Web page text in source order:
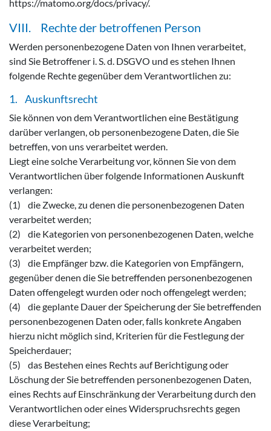
https://matomo.org/docs/privacy/.
VIII. Rechte der betroffenen Person
Werden personenbezogene Daten von Ihnen verarbeitet,
sind Sie Betroffener i. S. d. DSGVO und es stehen Ihnen
folgende Rechte gegenüber dem Verantwortlichen zu:
1. Auskunftsrecht
Sie können von dem Verantwortlichen eine Bestätigung
darüber verlangen, ob personenbezogene Daten, die Sie
betreffen, von uns verarbeitet werden.
Liegt eine solche Verarbeitung vor, können Sie von dem
Verantwortlichen über folgende Informationen Auskunft
verlangen:
(1) die Zwecke, zu denen die personenbezogenen Daten
verarbeitet werden;
(2) die Kategorien von personenbezogenen Daten, welche
verarbeitet werden;
(3) die Empfänger bzw. die Kategorien von Empfängern,
gegenüber denen die Sie betreffenden personenbezogenen
Daten offengelegt wurden oder noch offengelegt werden;
(4) die geplante Dauer der Speicherung der Sie betreffenden
personenbezogenen Daten oder, falls konkrete Angaben
hierzu nicht möglich sind, Kriterien für die Festlegung der
Speicherdauer;
(5) das Bestehen eines Rechts auf Berichtigung oder
Löschung der Sie betreffenden personenbezogenen Daten,
eines Rechts auf Einschränkung der Verarbeitung durch den
Verantwortlichen oder eines Widerspruchsrechts gegen
diese Verarbeitung;